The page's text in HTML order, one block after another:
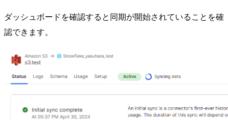
ダッシュボードを確認すると同期が開始されていることを確
認できます。